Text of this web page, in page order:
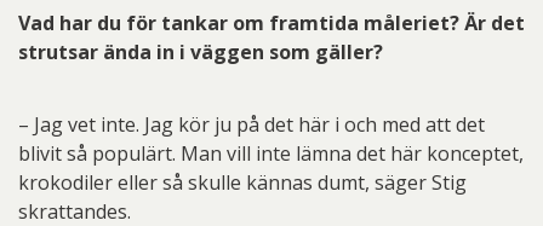
Vad har du för tankar om framtida måleriet? Är det
strutsar ända in i väggen som gäller?
– Jag vet inte. Jag kör ju på det här i och med att det
blivit så populärt. Man vill inte lämna det här konceptet,
krokodiler eller så skulle kännas dumt, säger Stig
skrattandes.